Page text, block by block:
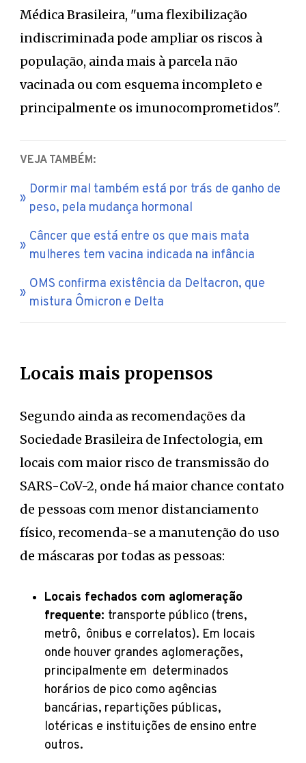
Médica Brasileira, "uma flexibilização
indiscriminada pode ampliar os riscos à
população, ainda mais à parcela não
vacinada ou com esquema incompleto e
principalmente os imunocomprometidos".
VEJA TAMBÉM:
Dormir mal também está por trás de ganho de
peso, pela mudança hormonal
Câncer que está entre os que mais mata
mulheres tem vacina indicada na infância
OMS confirma existência da Deltacron, que
mistura Ômicron e Delta
Locais mais propensos
Segundo ainda as recomendações da
Sociedade Brasileira de Infectologia, em
locais com maior risco de transmissão do
SARS-CoV-2, onde há maior chance contato
de pessoas com menor distanciamento
físico, recomenda-se a manutenção do uso
de máscaras por todas as pessoas:
Locais fechados com aglomeração
frequente: transporte público (trens,
metrô, ônibus e correlatos). Em locais
onde houver grandes aglomerações,
principalmente em determinados
horários de pico como agências
bancárias, repartições públicas,
lotéricas e instituições de ensino entre
outros.